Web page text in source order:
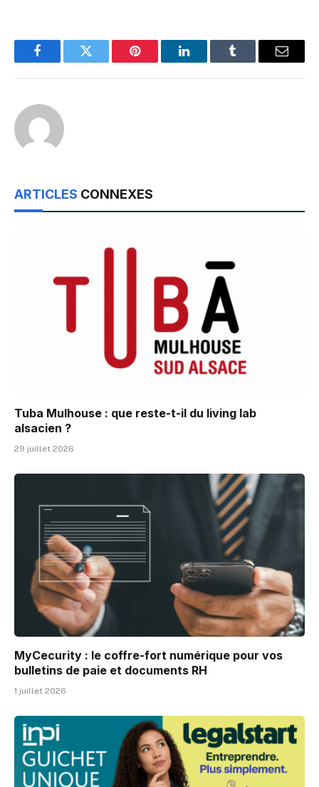
FacebookTwitter Pinterest LinkedInTumblr Email
ARTICLES CONNEXES
Tuba Mulhouse : que reste-t-il du living lab
alsacien ?
29 juillet 2026
MyCecurity : le coffre-fort numérique pour vos
bulletins de paie et documents RH
1 juillet 2026